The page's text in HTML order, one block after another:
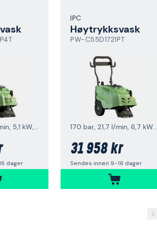
190 bar, 15,0 l/min, 5,1 kW, 1400 v/min
dager
IPC
Høytrykksvask
PW-C55D1721PT
170 bar, 21,7 l/min, 6,7 kW, 1400 v/min
31 958 kr
Sendes innen 9-16 dager